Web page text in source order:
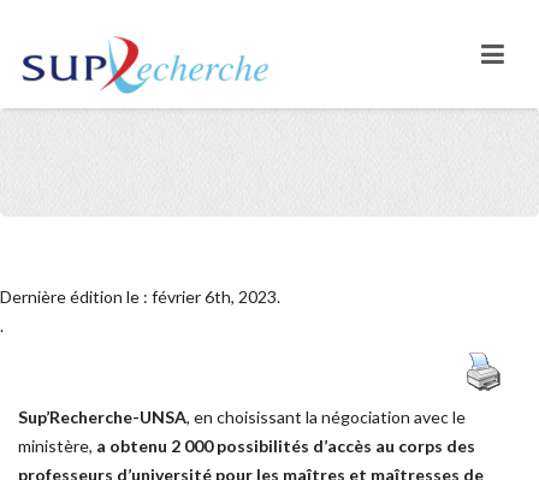
Dernière édition le : février 6th, 2023.
.
Sup’Recherche-UNSA, en choisissant la négociation avec le
ministère, a obtenu 2 000 possibilités d’accès au corps des
professeurs d’université pour les maîtres et maîtresses de